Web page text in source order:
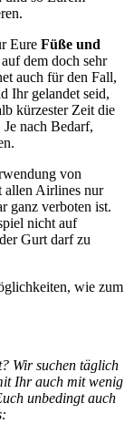
Eure Füße und
dem doch sehr
auch für den Fall,
Ihr gelandet seid,
kürzester Zeit die
nach Bedarf,
von
allen Airlines nur
ganz verboten ist.
nicht auf
Gurt darf zu
wie zum
Wir suchen täglich
Ihr auch mit wenig
unbedingt auch
: